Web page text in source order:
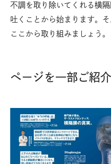
不調を取り除いてくれる横
吐くことから始まります。
ここから取り組みましょう。
ページを一部ご紹介